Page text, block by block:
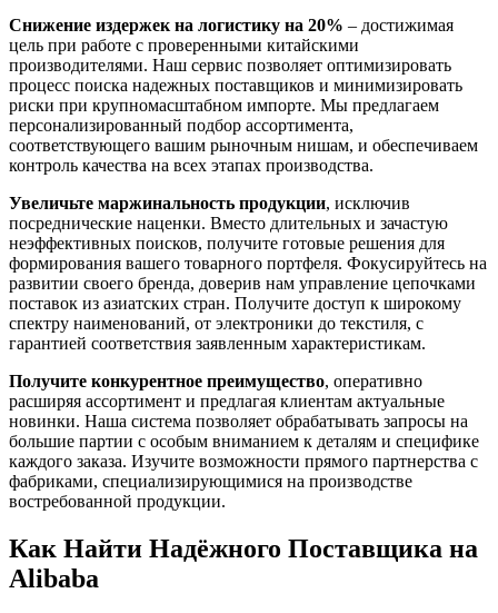
Снижение издержек на логистику на 20% – достижимая
цель при работе с проверенными китайскими
производителями. Наш сервис позволяет оптимизировать
процесс поиска надежных поставщиков и минимизировать
риски при крупномасштабном импорте. Мы предлагаем
персонализированный подбор ассортимента,
соответствующего вашим рыночным нишам, и обеспечиваем
контроль качества на всех этапах производства.
Увеличьте маржинальность продукции, исключив
посреднические наценки. Вместо длительных и зачастую
неэффективных поисков, получите готовые решения для
формирования вашего товарного портфеля. Фокусируйтесь на
развитии своего бренда, доверив нам управление цепочками
поставок из азиатских стран. Получите доступ к широкому
спектру наименований, от электроники до текстиля, с
гарантией соответствия заявленным характеристикам.
Получите конкурентное преимущество, оперативно
расширяя ассортимент и предлагая клиентам актуальные
новинки. Наша система позволяет обрабатывать запросы на
большие партии с особым вниманием к деталям и специфике
каждого заказа. Изучите возможности прямого партнерства с
фабриками, специализирующимися на производстве
востребованной продукции.
Как Найти Надёжного Поставщика на
Alibaba